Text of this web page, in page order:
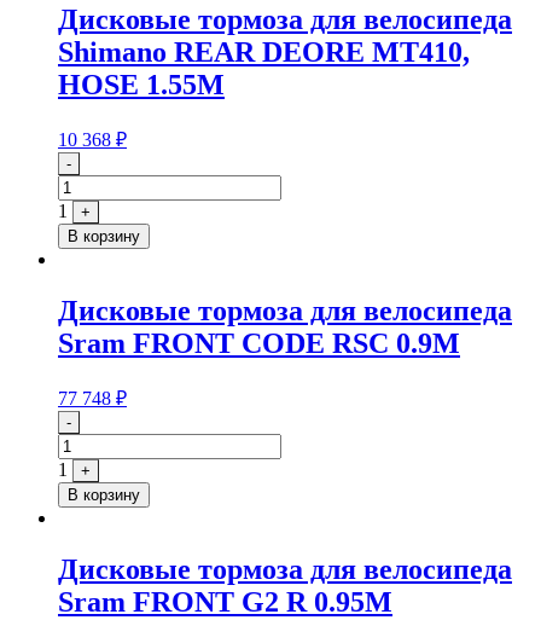
Дисковые тормоза для велосипеда
Shimano REAR DEORE MT410,
HOSE 1.55M
10 368 ₽
Quantity
-
1
+
В корзину
Дисковые тормоза для велосипеда
Sram FRONT CODE RSC 0.9M
77 748 ₽
Quantity
-
1
+
В корзину
Дисковые тормоза для велосипеда
Sram FRONT G2 R 0.95M